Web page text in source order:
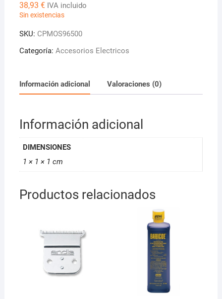
38,93 € IVA incluido
Sin existencias
SKU: CPMOS96500
Categoría: Accesorios Electricos
Información adicional Valoraciones (0)
Información adicional
DIMENSIONES
1 × 1 × 1 cm
Productos relacionados